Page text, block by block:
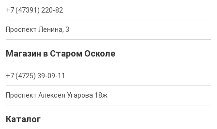
+7 (47391) 220-82
Проспект Ленина, 3
Магазин в Старом Осколе
+7 (4725) 39-09-11
Проспект Алексея Угарова 18ж
Каталог